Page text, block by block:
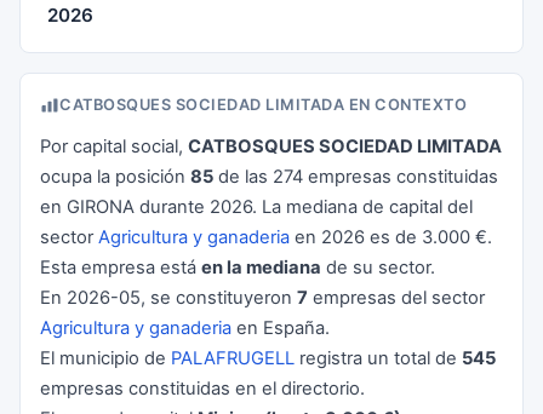
2026
CATBOSQUES SOCIEDAD LIMITADA EN CONTEXTO
Por capital social, CATBOSQUES SOCIEDAD LIMITADA
ocupa la posición 85 de las 274 empresas constituidas
en GIRONA durante 2026. La mediana de capital del
sectorAgricultura y ganaderia en 2026 es de 3.000 €.
Esta empresa está en la mediana de su sector.
En 2026-05, se constituyeron 7 empresas del sector
Agricultura y ganaderia en España.
El municipio de PALAFRUGELL registra un total de 545
empresas constituidas en el directorio.